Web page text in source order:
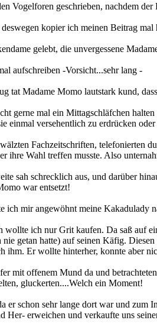
Vogelforen geschrieben, nachdem
kopier ich meinen Beitrag mal
gelebt, die unvergessene
aufschreiben -Vorsicht...sehr lang -
tat Madame Momo lautstark kund,
gerne mal ein Mittagschläfchen
einmal versehentlich zu erdrücken
Fachzeitschriften, telefonierten
ihre Wahl treffen musste. Also
sah schrecklich aus, und darüber
war entsetzt!
ich mir angewöhnt meine Kakadulady
wollte ich nur Grit kaufen. Da saß auf
getan hatte) auf seinen Käfig.
ihm. Er wollte hinterher, konnte aber
mit offenem Mund da und
gluckerten....Welch ein Moment!
schon sehr lange dort war und zum
Her- erweichen und verkaufte uns